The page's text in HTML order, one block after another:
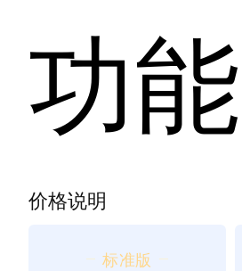
功能
价格说明
标准版